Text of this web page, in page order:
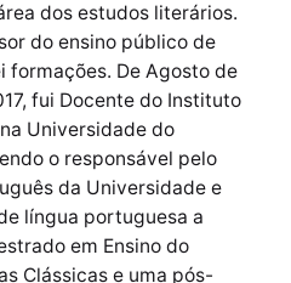
dos estudos literários.
do ensino público de
formações. De Agosto de
fui Docente do Instituto
Universidade do
o responsável pelo
da Universidade e
língua portuguesa a
em Ensino do
Clássicas e uma pós-